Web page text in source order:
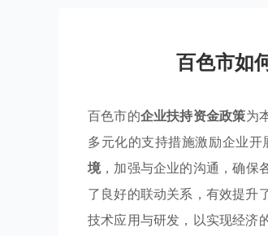
百色市如
百色市的企业扶持资金政策为
多元化的支持措施激励企业
境，加强与企业的沟通，确保
了良好的联动关系，有效提升
技术应用与研发，以实现经济